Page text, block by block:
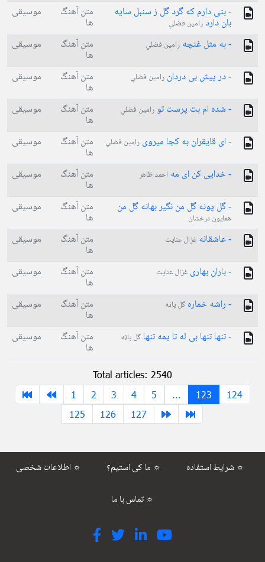
- بتی دارم که گرد گل ز سنبل سایه
بان دارد رامين فضلي
متن آهنگ
ها
موسیقی
- به مثل غنچه رامين فضلي متن آهنگ
ها
موسیقی
- در پیش بی دردان رامين فضلي متن آهنگ
ها
موسیقی
- شده ام بت پرست تو رامين فضلي متن آهنگ
ها
موسیقی
- ای قایقران به کجا میروی رامين فضلي متن آهنگ
ها
موسیقی
- خدایی کن ای مه احمد ظاهر متن آهنگ
ها
موسیقی
- گل پونه گل من نگیر بهانه گل من
همایون درخشان
متن آهنگ
ها
موسیقی
- عاشقانه غزال عنایت متن آهنگ
ها
موسیقی
- باران بهاری غزال عنایت متن آهنگ
ها
موسیقی
- راشه خماره گل پاڼه متن آهنگ
ها
موسیقی
- تنها تنها بی له تا یمه تنها گل پاڼه متن آهنگ
ها
موسیقی
Total articles: 2540
1
2 3 4 5 ... 123
124
125
126 127
اطلاعات شخصی ☼ ما کی استیم؟ ☼ شرایط استفاده ☼
تماس با ما ☼